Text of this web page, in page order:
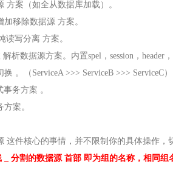
方案（如全从数据库加载）。
移除数据源 方案。
读写分离 方案。
析数据源方案。内置spel，session，header
。（ServiceA >>> ServiceB >>> ServiceC
务方案 。
案。
这件核心的事情，并不限制你的具体操作，
_ 分割的数据源 首部 即为组的名称，相同组